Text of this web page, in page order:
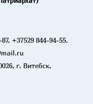
+37529 844-94-55.
г. Витебск,